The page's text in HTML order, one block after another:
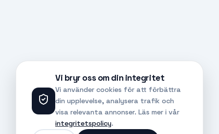
Vi bryr oss om din integritet
Vi använder cookies för att förbättra
din upplevelse, analysera trafik och
visa relevanta annonser. Läs mer i vår
integritetspolicy.